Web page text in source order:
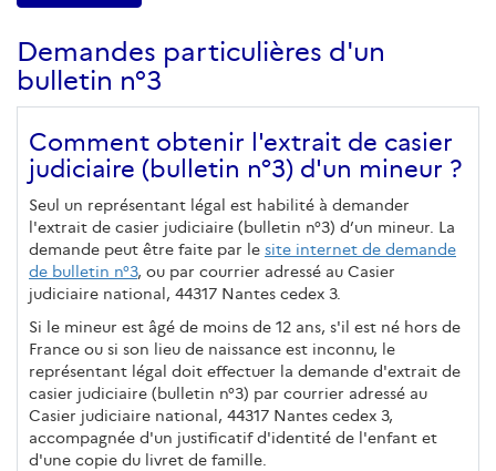
Demandes particulières d'un
bulletin n°3
Comment obtenir l'extrait de casier
judiciaire (bulletin n°3) d'un mineur ?
Seul un représentant légal est habilité à demander
l'extrait de casier judiciaire (bulletin n°3) d’un mineur. La
demande peut être faite par le site internet de demande
de bulletin n°3, ou par courrier adressé au Casier
judiciaire national, 44317 Nantes cedex 3.
Si le mineur est âgé de moins de 12 ans, s'il est né hors de
France ou si son lieu de naissance est inconnu, le
représentant légal doit effectuer la demande d'extrait de
casier judiciaire (bulletin n°3) par courrier adressé au
Casier judiciaire national, 44317 Nantes cedex 3,
accompagnée d'un justificatif d'identité de l'enfant et
d'une copie du livret de famille.